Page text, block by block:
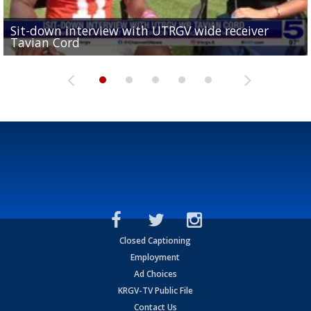
Sit-down interview with UTRGV wide receiver
Tavian Cord
Two-a-Day Tour 2026: Raymondville Bearkats
Two-a-Day Tour 2026: Port Isabel Tarpons
UTRGV football ranks fourth in SLC preseason poll
and receiving votes in...
Two-a-Day Tour 2026: Santa Rosa Warriors
Closed Captioning
Employment
Ad Choices
KRGV-TV Public File
Contact Us